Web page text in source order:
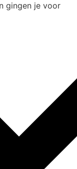
gingen je voor